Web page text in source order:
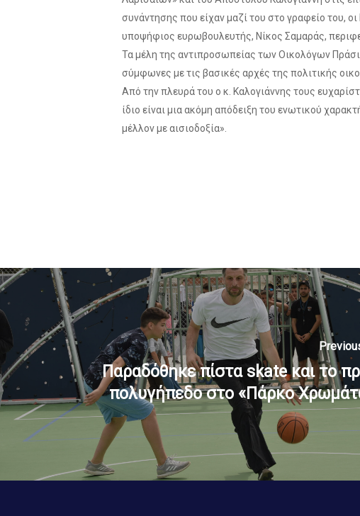
συνάντησης που είχαν μαζί του στο γραφείο του,
υποψήφιος ευρωβουλευτής, Νίκος Σαμαράς,
Τα μέλη της αντιπροσωπείας των Οικολόγων
σύμφωνες με τις βασικές αρχές της πολιτικής
Από την πλευρά του ο κ. Καλογιάννης τους
ίδιο είναι μια ακόμη απόδειξη του ενωτικού
μέλλον με αισιοδοξία».
Παραδόθηκε πίστα skate και το
πολυγήπεδο στο «Πάρκο